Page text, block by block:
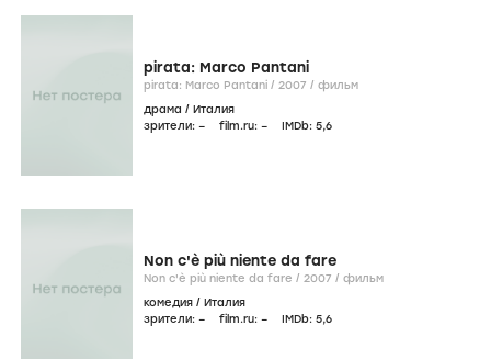
pirata: Marco Pantani
pirata: Marco Pantani / 2007 / фильм
драма / Италия
зрители: – film.ru: – IMDb: 5,6
Non c'è più niente da fare
Non c'è più niente da fare / 2007 / фильм
комедия / Италия
зрители: – film.ru: – IMDb: 5,6